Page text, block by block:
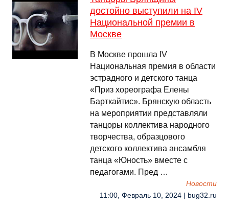
достойно выступили на IV
Национальной премии в
Москве
В Москве прошла IV
Национальная премия в области
эстрадного и детского танца
«Приз хореографа Елены
Барткайтис». Брянскую область
на мероприятии представляли
танцоры коллектива народного
творчества, образцового
детского коллектива ансамбля
танца «Юность» вместе с
педагогами. Пред …
Новости
11:00, Февраль 10, 2024 | bug32.ru